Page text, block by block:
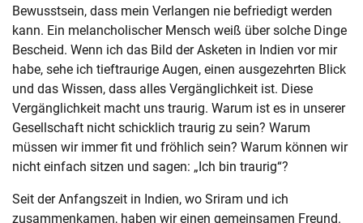
Bewusstsein, dass mein Verlangen nie befriedigt werden
kann. Ein melancholischer Mensch weiß über solche Dinge
Bescheid. Wenn ich das Bild der Asketen in Indien vor mir
habe, sehe ich tieftraurige Augen, einen ausgezehrten Blick
und das Wissen, dass alles Vergänglichkeit ist. Diese
Vergänglichkeit macht uns traurig. Warum ist es in unserer
Gesellschaft nicht schicklich traurig zu sein? Warum
müssen wir immer fit und fröhlich sein? Warum können wir
nicht einfach sitzen und sagen: „Ich bin traurig“?
Seit der Anfangszeit in Indien, wo Sriram und ich
zusammenkamen, haben wir einen gemeinsamen Freund.